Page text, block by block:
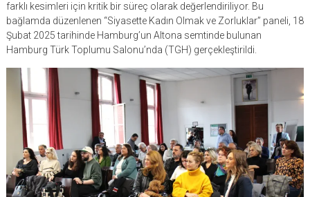
farklı kesimleri için kritik bir süreç olarak değerlendiriliyor. Bu
bağlamda düzenlenen “Siyasette Kadın Olmak ve Zorluklar” paneli, 18
Şubat 2025 tarihinde Hamburg’un Altona semtinde bulunan
Hamburg Türk Toplumu Salonu’nda (TGH) gerçekleştirildi.